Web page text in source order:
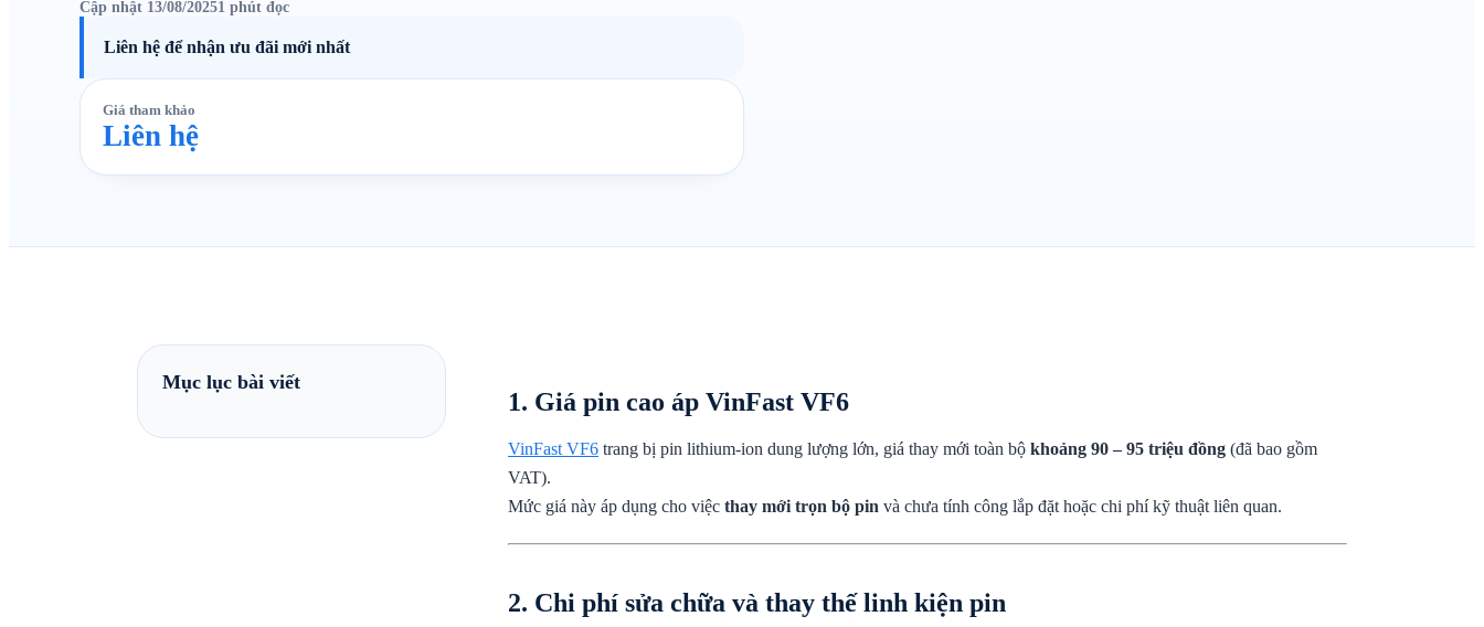
Cập nhật 13/08/20251 phút đọc
Liên hệ để nhận ưu đãi mới nhất
Giá tham khảo
Liên hệ
Mục lục bài viết
1. Giá pin cao áp VinFast VF6
VinFast VF6 trang bị pin lithium-ion dung lượng lớn, giá thay mới toàn bộ khoảng 90 – 95 triệu đồng (đã bao gồm
VAT).
Mức giá này áp dụng cho việc thay mới trọn bộ pin và chưa tính công lắp đặt hoặc chi phí kỹ thuật liên quan.
2. Chi phí sửa chữa và thay thế linh kiện pin